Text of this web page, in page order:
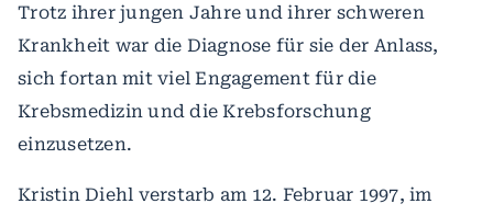
Trotz ihrer jungen Jahre und ihrer schweren
Krankheit war die Diagnose für sie der Anlass,
sich fortan mit viel Engagement für die
Krebsmedizin und die Krebsforschung
einzusetzen.
Kristin Diehl verstarb am 12. Februar 1997, im